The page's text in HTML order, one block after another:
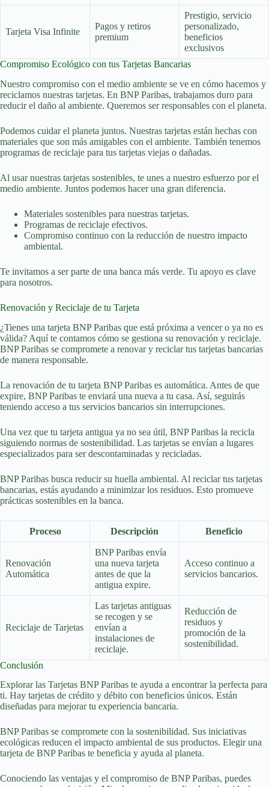
Tarjeta Visa Infinite
Pagos y retiros
premium
Prestigio, servicio
personalizado,
beneficios
exclusivos
Compromiso Ecológico con tus Tarjetas Bancarias
Nuestro compromiso con el medio ambiente se ve en cómo hacemos y
reciclamos nuestras tarjetas. En BNP Paribas, trabajamos duro para
reducir el daño al ambiente. Queremos ser responsables con el planeta.
Podemos cuidar el planeta juntos. Nuestras tarjetas están hechas con
materiales que son más amigables con el ambiente. También tenemos
programas de reciclaje para tus tarjetas viejas o dañadas.
Al usar nuestras tarjetas sostenibles, te unes a nuestro esfuerzo por el
medio ambiente. Juntos podemos hacer una gran diferencia.
Materiales sostenibles para nuestras tarjetas.
Programas de reciclaje efectivos.
Compromiso continuo con la reducción de nuestro impacto
ambiental.
Te invitamos a ser parte de una banca más verde. Tu apoyo es clave
para nosotros.
Renovación y Reciclaje de tu Tarjeta
¿Tienes una tarjeta BNP Paribas que está próxima a vencer o ya no es
válida? Aquí te contamos cómo se gestiona su renovación y reciclaje.
BNP Paribas se compromete a renovar y reciclar tus tarjetas bancarias
de manera responsable.
La renovación de tu tarjeta BNP Paribas es automática. Antes de que
expire, BNP Paribas te enviará una nueva a tu casa. Así, seguirás
teniendo acceso a tus servicios bancarios sin interrupciones.
Una vez que tu tarjeta antigua ya no sea útil, BNP Paribas la recicla
siguiendo normas de sostenibilidad. Las tarjetas se envían a lugares
especializados para ser descontaminadas y recicladas.
BNP Paribas busca reducir su huella ambiental. Al reciclar tus tarjetas
bancarias, estás ayudando a minimizar los residuos. Esto promueve
prácticas sostenibles en la banca.
Proceso Descripción Beneficio
Renovación
Automática
BNP Paribas envía
una nueva tarjeta
antes de que la
antigua expire.
Acceso continuo a
servicios bancarios.
Reciclaje de Tarjetas
Las tarjetas antiguas
se recogen y se
envían a
instalaciones de
reciclaje.
Reducción de
residuos y
promoción de la
sostenibilidad.
Conclusión
Explorar las Tarjetas BNP Paribas te ayuda a encontrar la perfecta para
ti. Hay tarjetas de crédito y débito con beneficios únicos. Están
diseñadas para mejorar tu experiencia bancaria.
BNP Paribas se compromete con la sostenibilidad. Sus iniciativas
ecológicas reducen el impacto ambiental de sus productos. Elegir una
tarjeta de BNP Paribas te beneficia y ayuda al planeta.
Conociendo las ventajas y el compromiso de BNP Paribas, puedes